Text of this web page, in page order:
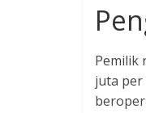
Pemilik
juta per